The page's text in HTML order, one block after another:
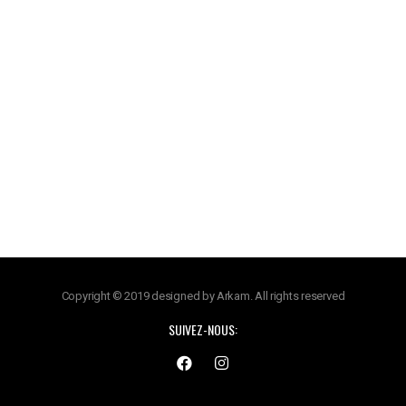
Copyright © 2019 designed by Arkam. All rights reserved
SUIVEZ-NOUS: